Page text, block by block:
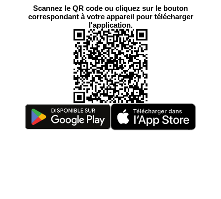
Scannez le QR code ou cliquez sur le bouton
correspondant à votre appareil pour télécharger
l'application.